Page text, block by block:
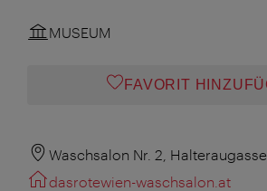
MUSEUM
FAVORIT
Waschsalon Nr. 2, Halteraugasse
dasrotewien-waschsalon.at